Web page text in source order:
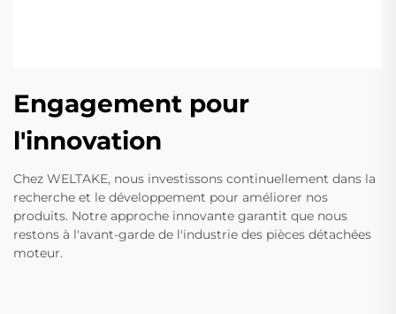
Engagement pour
l'innovation
Chez WELTAKE, nous investissons continuellement dans la
recherche et le développement pour améliorer nos
produits. Notre approche innovante garantit que nous
restons à l'avant-garde de l'industrie des pièces détachées
moteur.